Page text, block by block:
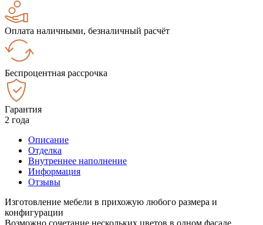
Оплата наличными, безналичный расчёт
Беспроцентная рассрочка
Гарантия
2 года
Описание
Отделка
Внутреннее наполнение
Информация
Отзывы
Изготовление мебели в прихожую любого размера и
конфигурации
Возможно сочетание нескольких цветов в одном фасаде